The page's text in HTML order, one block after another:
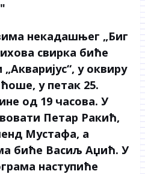
некадашњег „Биг
свирка биће
у оквиру
у петак 25.
од 19 часова. У
Петар Ракић,
Мустафа, а
биће Васиљ Аџић. У
наступиће